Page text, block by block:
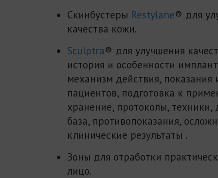
Скинбустеры Restylane® для
качества кожи.
Sculptra® для улучшения
история и особенности
механизм действия, показания
пациентов, подготовка к
хранение, протоколы, техники,
база, противопоказания,
клинические результаты .
Зоны для отработки
лицо.